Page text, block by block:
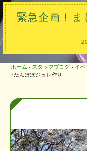
緊急企画！
ホーム › スタッフブログ › イベ
♪たんぽぽジュレ作り